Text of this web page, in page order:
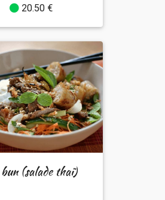
20.50 €
(salade thaï)